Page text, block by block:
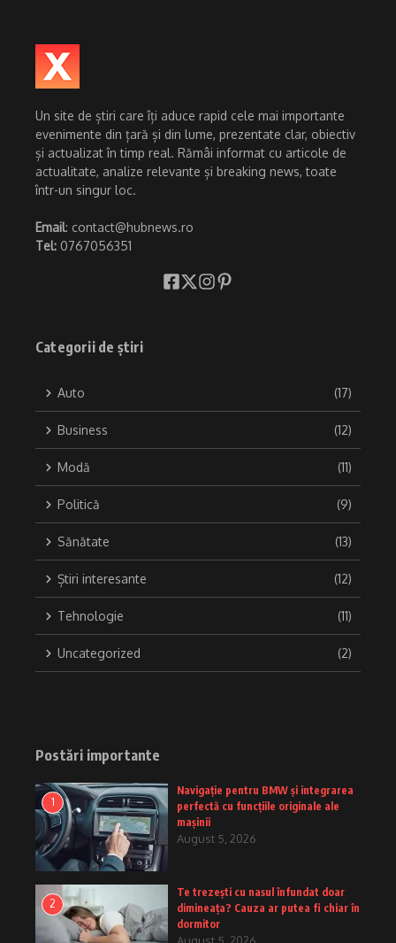
Un site de știri care îți aduce rapid cele mai importante
evenimente din țară și din lume, prezentate clar, obiectiv
și actualizat în timp real. Rămâi informat cu articole de
actualitate, analize relevante și breaking news, toate
într-un singur loc.
Email: contact@hubnews.ro
Tel: 0767056351
Categorii de știri
Auto (17)
Business (12)
Modă (11)
Politică (9)
Sănătate (13)
Știri interesante (12)
Tehnologie (11)
Uncategorized (2)
Postări importante
1
Navigație pentru BMW și integrarea
perfectă cu funcțiile originale ale
mașinii
August 5, 2026
2
Te trezești cu nasul înfundat doar
dimineața? Cauza ar putea fi chiar în
dormitor